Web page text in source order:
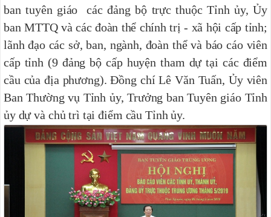
ban tuyên giáo các đảng bộ trực thuộc Tỉnh ủy, Ủy
ban MTTQ và các đoàn thể chính trị - xã hội cấp tỉnh;
lãnh đạo các sở, ban, ngành, đoàn thể và báo cáo viên
cấp tỉnh (9 đảng bộ cấp huyện tham dự tại các điểm
cầu của địa phương). Đồng chí Lê Văn Tuấn, Ủy viên
Ban Thường vụ Tỉnh ủy, Trưởng ban Tuyên giáo Tỉnh
ủy dự và chủ trì tại điểm cầu Tỉnh ủy.